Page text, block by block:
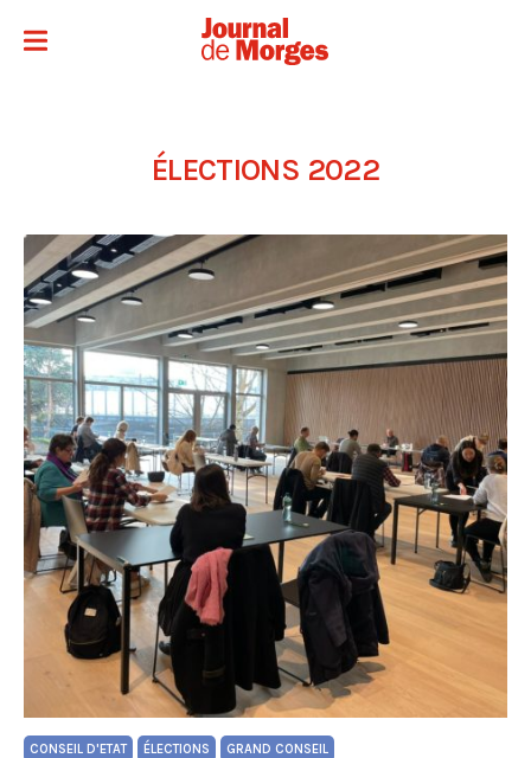
ÉLECTIONS 2022
CONSEIL D'ETAT ÉLECTIONS GRAND CONSEIL